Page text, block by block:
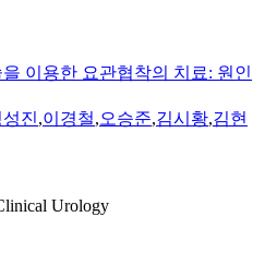
이용한 요관협착의 치료: 원인
성진,이경철,오승준,김시황,김현
Urology